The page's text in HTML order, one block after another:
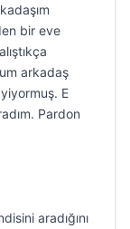
bir eve
arkadaş
E
Pardon
aradığını